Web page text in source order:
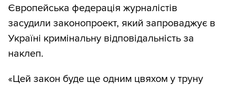
Європейська федерація журналістів
засудили законопроект, який запроваджує в
Україні кримінальну відповідальність за
наклеп.
«Цей закон буде ще одним цвяхом у труну